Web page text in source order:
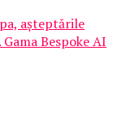
așteptările
Bespoke AI